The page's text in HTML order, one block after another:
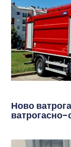
Ново
ватрогасно-